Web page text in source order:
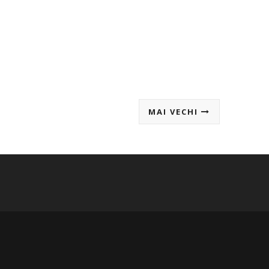
MAI VECHI